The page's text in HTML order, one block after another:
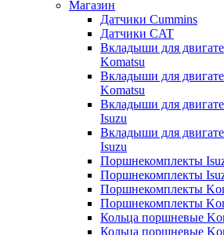
Магазин
Датчики Cummins
Датчики CAT
Вкладыши для
Komatsu
Вкладыши для
Komatsu
Вкладыши для
Isuzu
Вкладыши для
Isuzu
Поршнекомплекты
Поршнекомплекты
Поршнекомплекты
Поршнекомплекты
Кольца поршневые
Кольца поршневые